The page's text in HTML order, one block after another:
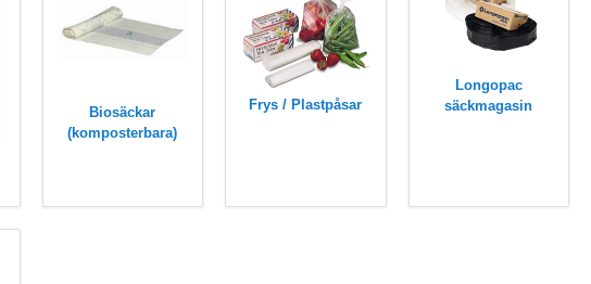
Biosäckar
(komposterbara)
Frys / Plastpåsar
Longopac
säckmagasin